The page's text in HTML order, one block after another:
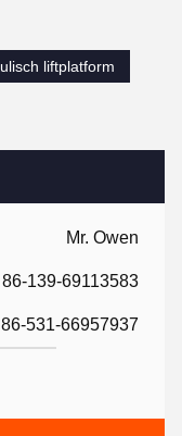
Mr. Owen
86-139-69113583
86-531-66957937
liftplatform